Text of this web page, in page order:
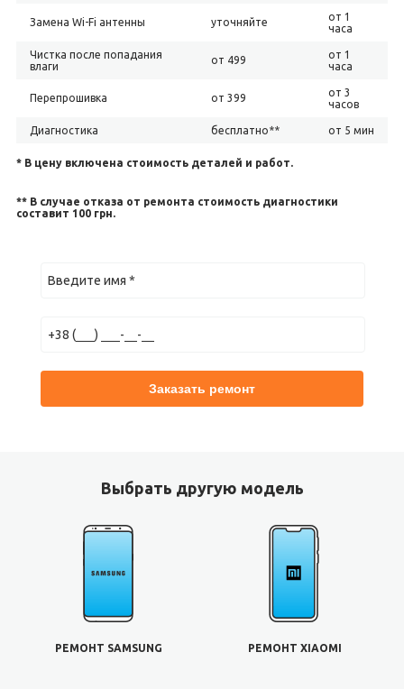
Замена Wi-Fi антенны уточняйте
от 1
часа
Чистка после попадания
влаги
от 499
от 1
часа
Перепрошивка от 399
от 3
часов
Диагностика бесплатно** от 5 мин
* В цену включена стоимость деталей и работ.
** В случае отказа от ремонта стоимость диагностики
составит 100 грн.
Выбрать другую модель
РЕМОНТ SAMSUNG РЕМОНТ XIAOMI